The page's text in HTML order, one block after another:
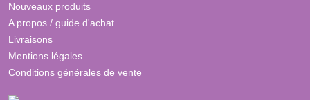
Nouveaux produits
A propos / guide d'achat
Livraisons
Mentions légales
Conditions générales de vente